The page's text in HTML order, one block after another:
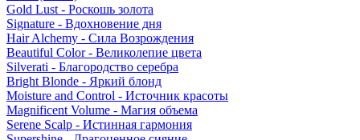
Gold Lust - Роскошь золота
Signature - Вдохновение дня
Hair Alchemy - Сила Возрождения
Beautiful Color - Великолепие цвета
Silverati - Благородство серебра
Bright Blonde - Яркий блонд
Moisture and Control - Источник красоты
Magnificent Volume - Магия объема
Serene Scalp - Истинная гармония